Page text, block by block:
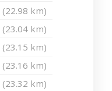
(22.98 km)
(23.04 km)
(23.15 km)
(23.16 km)
(23.32 km)